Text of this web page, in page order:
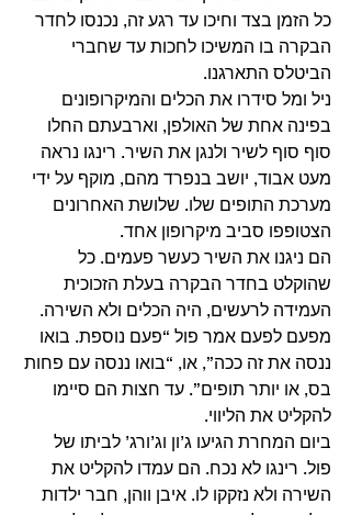
כל הזמן בצד וחיכו עד רגע זה, נכנסו לחדר
הבקרה בו המשיכו לחכות עד שחברי
הביטלס התארגנו.
ניל ומל סידרו את הכלים והמיקרופונים
בפינה אחת של האולפן, וארבעתם החלו
סוף סוף לשיר ולנגן את השיר. רינגו נראה
מעט אבוד, יושב בנפרד מהם, מוקף על ידי
מערכת התופים שלו. שלושת האחרונים
הצטופפו סביב מיקרופון אחד.
הם ניגנו את השיר כעשר פעמים. כל
שהוקלט בחדר הבקרה בעלת הזכוכית
העמידה לרעשים, היה הכלים ולא השירה.
מפעם לפעם אמר פול “פעם נוספת. בואו
ננסה את זה ככה”, או, “בואו ננסה עם פחות
בס, או יותר תופים”. עד חצות הם סיימו
להקליט את הליווי.
ביום המחרת הגיעו ג’ון וג’ורג’ לביתו של
פול. רינגו לא נכח. הם עמדו להקליט את
השירה ולא נזקקו לו. איבן ווהן, חבר ילדות